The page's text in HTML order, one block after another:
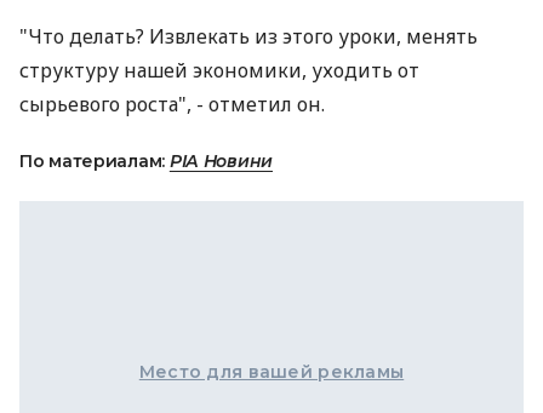
"Что делать? Извлекать из этого уроки, менять
структуру нашей экономики, уходить от
сырьевого роста", - отметил он.
По материалам: РІА Новини
Место для вашей рекламы